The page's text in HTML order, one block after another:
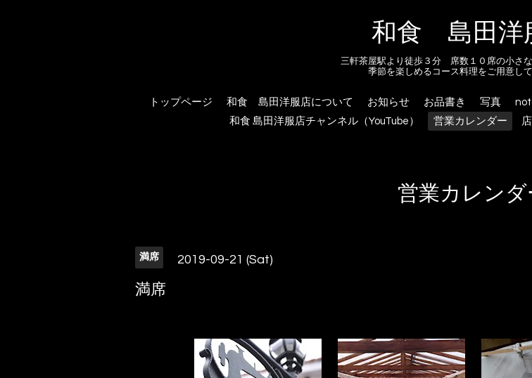
和食 島田洋
三軒茶屋駅より徒歩３分 席数１０席の小さな
季節を楽しめるコース料理をご用意して
トップページ 和食 島田洋服店について お知らせ お品書き 写真
和食 島田洋服店チャンネル（YouTube）
営業カレンダー
営業カレンダ
満席 2019-09-21 (Sat)
満席